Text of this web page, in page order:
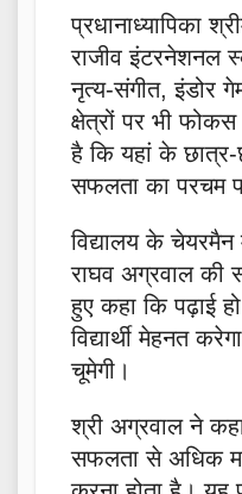
प्रधानाध्यापिका
राजीव इंटरनेशनल
नृत्य-संगीत, इंडोर
क्षेत्रों पर भी
है कि यहां के छात्र-
सफलता का परचम
विद्यालय के
राघव अग्रवाल की
हुए कहा कि पढ़ाई
विद्यार्थी मेहनत
चूमेगी।
श्री अग्रवाल ने
सफलता से अधिक